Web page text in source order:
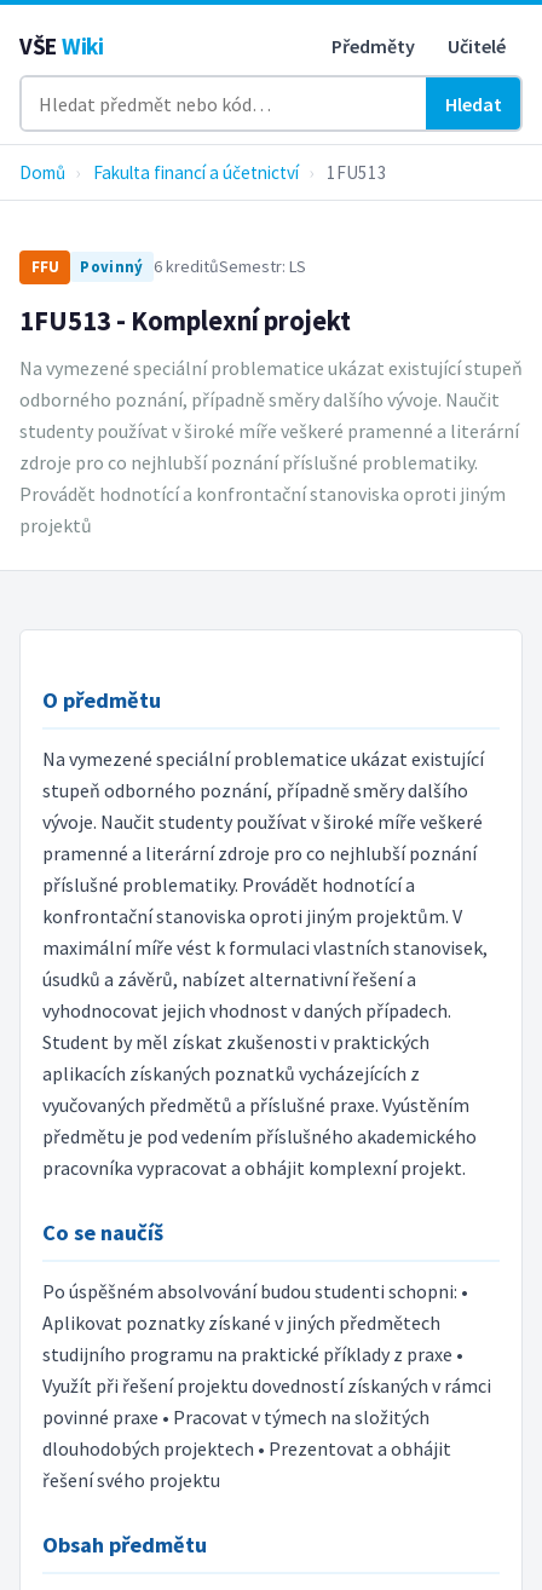
VŠE Wiki Předměty Učitelé
Hledat
Domů › Fakulta financí a účetnictví › 1FU513
FFU Povinný 6 kreditůSemestr: LS
1FU513 - Komplexní projekt
Na vymezené speciální problematice ukázat existující stupeň
odborného poznání, případně směry dalšího vývoje. Naučit
studenty používat v široké míře veškeré pramenné a literární
zdroje pro co nejhlubší poznání příslušné problematiky.
Provádět hodnotící a konfrontační stanoviska oproti jiným
projektů
O předmětu
Na vymezené speciální problematice ukázat existující
stupeň odborného poznání, případně směry dalšího
vývoje. Naučit studenty používat v široké míře veškeré
pramenné a literární zdroje pro co nejhlubší poznání
příslušné problematiky. Provádět hodnotící a
konfrontační stanoviska oproti jiným projektům. V
maximální míře vést k formulaci vlastních stanovisek,
úsudků a závěrů, nabízet alternativní řešení a
vyhodnocovat jejich vhodnost v daných případech.
Student by měl získat zkušenosti v praktických
aplikacích získaných poznatků vycházejících z
vyučovaných předmětů a příslušné praxe. Vyústěním
předmětu je pod vedením příslušného akademického
pracovníka vypracovat a obhájit komplexní projekt.
Co se naučíš
Po úspěšném absolvování budou studenti schopni: •
Aplikovat poznatky získané v jiných předmětech
studijního programu na praktické příklady z praxe •
Využít při řešení projektu dovedností získaných v rámci
povinné praxe • Pracovat v týmech na složitých
dlouhodobých projektech • Prezentovat a obhájit
řešení svého projektu
Obsah předmětu